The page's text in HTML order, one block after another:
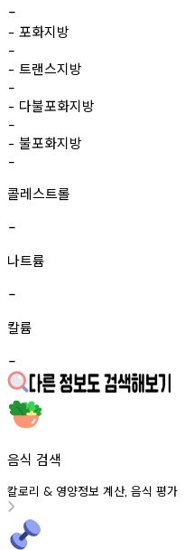
-
- 포화지방
-
- 트랜스지방
-
- 다불포화지방
-
- 불포화지방
-
콜레스트롤
-
나트륨
-
칼륨
-
음식 검색
칼로리 & 영양정보 계산, 음식 평가